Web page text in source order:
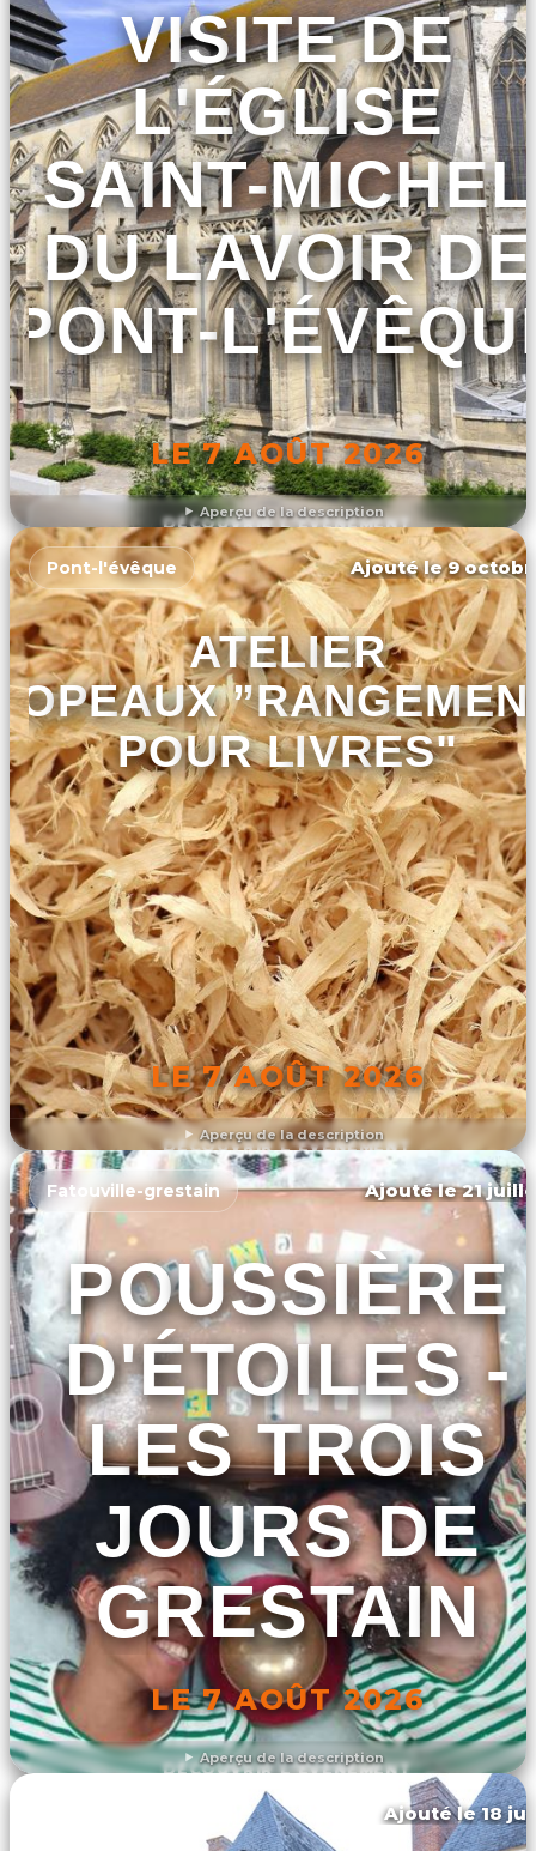
Aperçu de la description
VISITE DE
L'ÉGLISE
SAINT-MICHEL
DU LAVOIR DE
PONT-
LE 7 AOÛT 2026
DÉCOUVRIR L'ÉVÉNEMENT
Aperçu de la description
Pont-l'évêque Ajouté le 9
ATELIER
POUR LIVRES"
LE 7 AOÛT 2026
DÉCOUVRIR L'ÉVÉNEMENT
Aperçu de la description
Fatouville-grestain Ajouté le 21
POUSSIÈRE
D'ÉTOILES -
LES TROIS
JOURS DE
GRESTAIN
LE 7 AOÛT 2026
DÉCOUVRIR L'ÉVÉNEMENT
Ajouté le 18